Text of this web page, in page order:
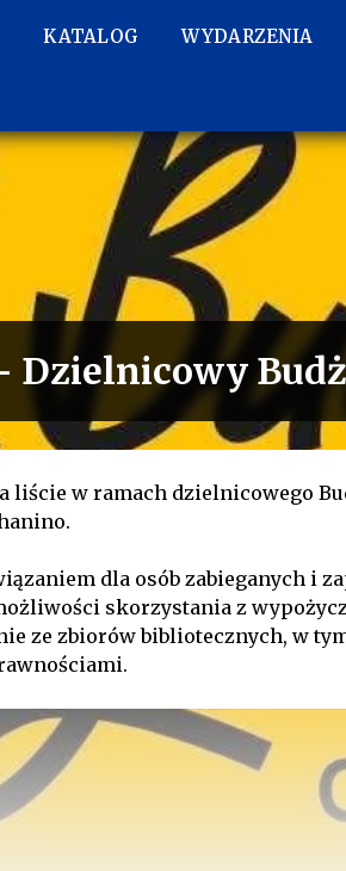
KATALOG WYDARZENIA
Dzielnicowy
liście w ramach dzielnicowego
dla osób zabieganych i
skorzystania z
ze zbiorów bibliotecznych, w